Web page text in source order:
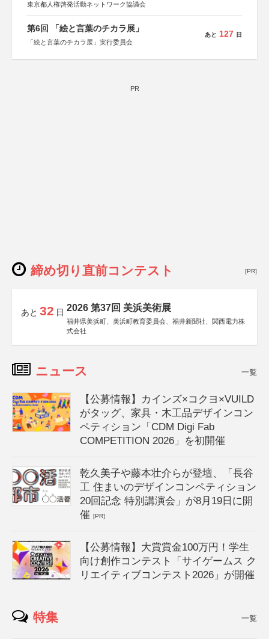
東京都人権啓発活動ネットワーク協議会
第6回 「絵と言葉のチカラ展」
「絵と言葉のチカラ展」実行委員会
あと 127 日
PR
締め切り直前コンテスト [PR]
あと 32 日 2026 第37回 美浜美術展
福井県美浜町、美浜町教育委員会、福井新聞社、関西電力株
式会社
ニュース 一覧
【公募情報】カインズ×コクヨ×VUILD
がタッグ、家具・木工品デザインコン
ペティション「CDM Digi Fab
COMPETITION 2026」を初開催
乾久美子や藤本壮介らが登壇、「長谷
工 住まいのデザインコンペティション
20回記念 特別講演会」が8月19日に開
催[PR]
【公募情報】大賞賞金100万円！学生
向け創作コンテスト「サイゲームス ク
リエイティブコンテスト2026」が開催
特集 一覧